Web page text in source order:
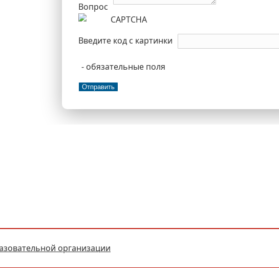
Вопрос
Введите код с картинки
- обязательные поля
Отправить
организации